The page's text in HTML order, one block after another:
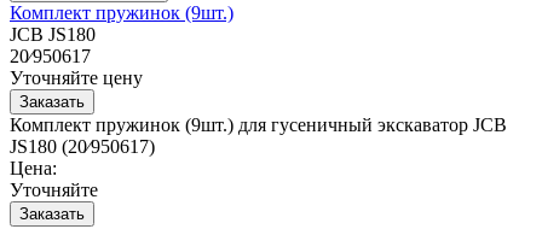
Комплект пружинок (9шт.)
JCB JS180
20⁄950617
Уточняйте цену
Комплект пружинок (9шт.) для гусеничный экскаватор JCB
JS180 (20⁄950617)
Цена:
Уточняйте